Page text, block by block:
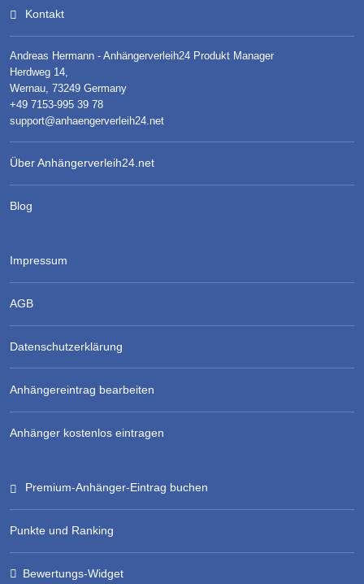
Kontakt
Andreas Hermann - Anhängerverleih24 Produkt Manager
Herdweg 14,
Wernau, 73249 Germany
+49 7153-995 39 78
support@anhaengerverleih24.net
Über Anhängerverleih24.net
Blog
Impressum
AGB
Datenschutzerklärung
Anhängereintrag bearbeiten
Anhänger kostenlos eintragen
Premium-Anhänger-Eintrag buchen
Punkte und Ranking
Bewertungs-Widget